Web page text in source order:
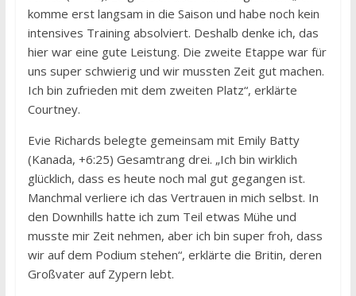
komme erst langsam in die Saison und habe noch kein
intensives Training absolviert. Deshalb denke ich, das
hier war eine gute Leistung. Die zweite Etappe war für
uns super schwierig und wir mussten Zeit gut machen.
Ich bin zufrieden mit dem zweiten Platz“, erklärte
Courtney.
Evie Richards belegte gemeinsam mit Emily Batty
(Kanada, +6:25) Gesamtrang drei. „Ich bin wirklich
glücklich, dass es heute noch mal gut gegangen ist.
Manchmal verliere ich das Vertrauen in mich selbst. In
den Downhills hatte ich zum Teil etwas Mühe und
musste mir Zeit nehmen, aber ich bin super froh, dass
wir auf dem Podium stehen“, erklärte die Britin, deren
Großvater auf Zypern lebt.